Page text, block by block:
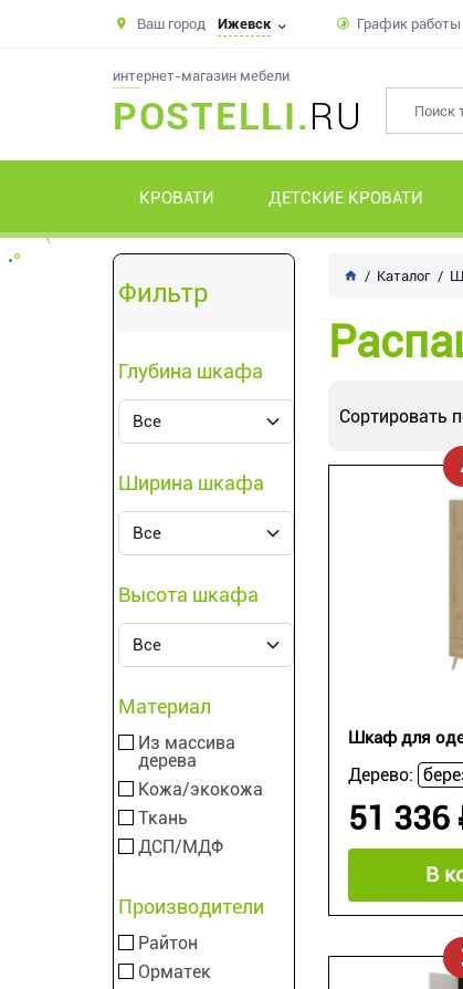
Ваш город Ижевск График работы
интернет-магазин мебели
POSTELLI.RU
КРОВАТИ ДЕТСКИЕ КРОВАТИ
Фильтр
Глубина шкафа
Ширина шкафа
Высота шкафа
Материал
Из массива
дерева
Кожа/экокожа
Ткань
ДСП/МДФ
Производители
Райтон
Орматек
Каталог
Сортировать
Шкаф для
Дерево:
51 336
В